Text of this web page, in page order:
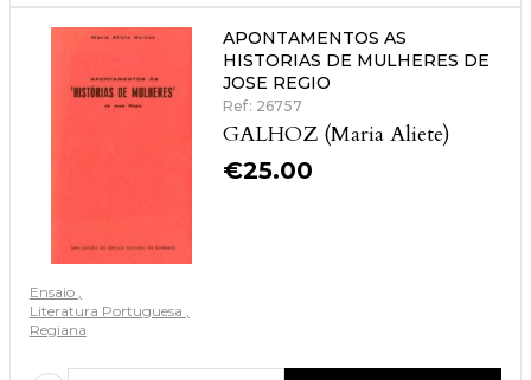
APONTAMENTOS AS
HISTORIAS DE MULHERES DE
JOSE REGIO
Ref: 26757
GALHOZ (Maria Aliete)
€25.00
Ensaio
Literatura Portuguesa
Regiana